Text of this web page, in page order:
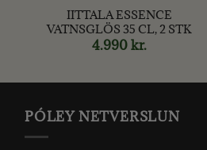
IITTALA ESSENCE
VATNSGLÖS 35 CL, 2 STK
4.990kr.
PÓLEY NETVERSLUN